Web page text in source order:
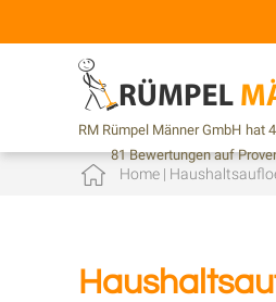
RM Rümpel Männer GmbH hat
81Bewertungen auf
Home|